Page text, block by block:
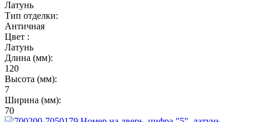
Латунь
Тип отделки:
Античная
Цвет :
Латунь
Длина (мм):
120
Высота (мм):
7
Ширина (мм):
70